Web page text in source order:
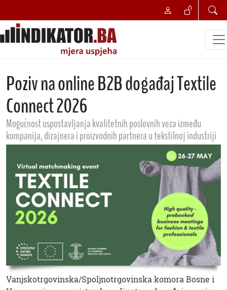
Poziv na online B2B događaj Textile
Connect 2026
Mogućnost uspostavljanja kvalitetnih poslovnih veza između
kompanija, dizajnera i proizvodnih partnera u tekstilnoj industriji
Vanjskotrgovinska/Spoljnotrgovinska komora Bosne i